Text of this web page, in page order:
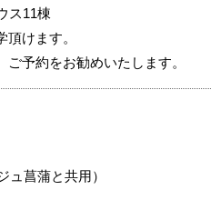
ス11棟
けます。
予約をお勧めいたします。
ュ菖蒲と共用）